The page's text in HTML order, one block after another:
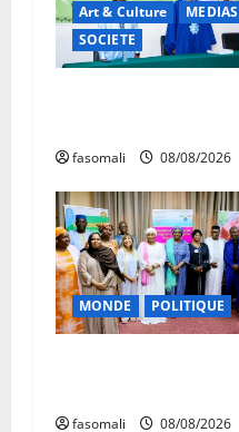
Art & Culture
MEDIAS
SOCIETE
fasomali 08/08/2026
MONDE POLITIQUE
fasomali 08/08/2026